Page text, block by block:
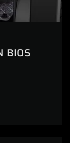
BIOS